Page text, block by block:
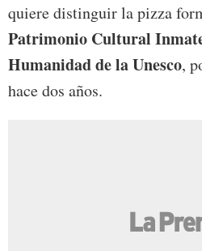
quiere distinguir la pizza
Patrimonio Cultural
Humanidad de la Unesco,
hace dos años.